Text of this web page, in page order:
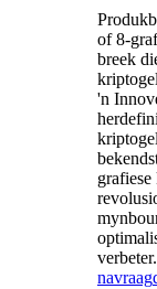
of 8-
breek
'n
navraag